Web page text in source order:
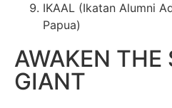
IKAAL (Ikatan Alumni
Papua)
AWAKEN THE
GIANT